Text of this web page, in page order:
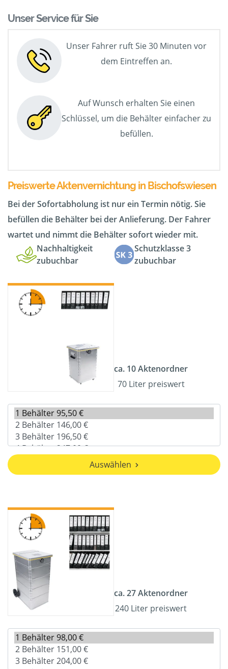
Unser Service für Sie
Unser Fahrer ruft Sie 30 Minuten vor
dem Eintreffen an.
Auf Wunsch erhalten Sie einen
Schlüssel, um die Behälter einfacher zu
befüllen.
Preiswerte Aktenvernichtung in Bischofswiesen
Bei der Sofortabholung ist nur ein Termin nötig. Sie
befüllen die Behälter bei der Anlieferung. Der Fahrer
wartet und nimmt die Behälter sofort wieder mit.
Nachhaltigkeit
zubuchbar
Schutzklasse 3
zubuchbar
ca. 10 Aktenordner
70 Liter preiswert
Auswählen
ca. 27 Aktenordner
240 Liter preiswert